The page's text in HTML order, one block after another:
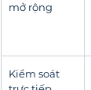
mở rộng
Kiểm soát